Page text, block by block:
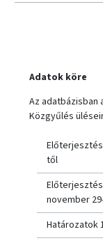
Adatok köre
Az adatbázisban
Közgyűlés
től
november
Határozatok